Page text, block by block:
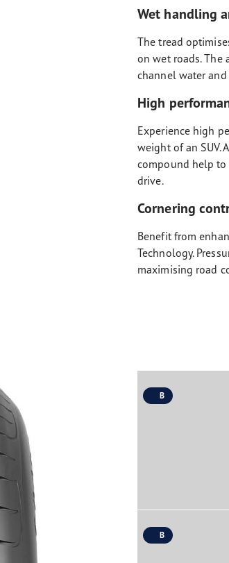
Wet handling
The tread
on wet roads. The
channel water
High
Experience high
weight of an SUV.
compound help to
drive.
Cornering
Benefit from
Technology.
maximising road
B
B